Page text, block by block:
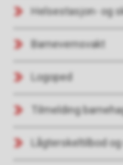
Helsestasjon- og
Barnevernsvakt
Logoped
Tilmelding
Lågterskeltilbod